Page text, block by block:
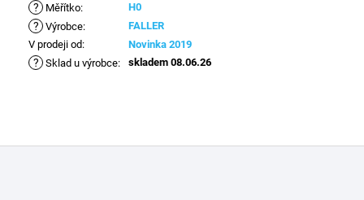
? Měřítko: H0
? Výrobce:
FALLER
V prodeji od: Novinka 2019
? Sklad u výrobce: skladem 08.06.26